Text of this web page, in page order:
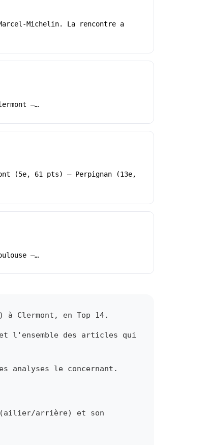
Michelin. La rencontre a
–…
(5e, 61 pts) – Perpignan (13e,
–…
Clermont, en Top 14.
l'ensemble des articles qui
analyses le concernant.
(ailier/arrière) et son